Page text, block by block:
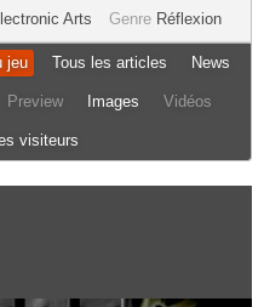
Arts Genre Réflexion
jeu Tous les articles News
Preview Images Vidéos
visiteurs